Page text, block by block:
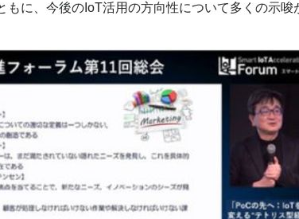
に、今後のIoT活用の方向性について多くの示唆